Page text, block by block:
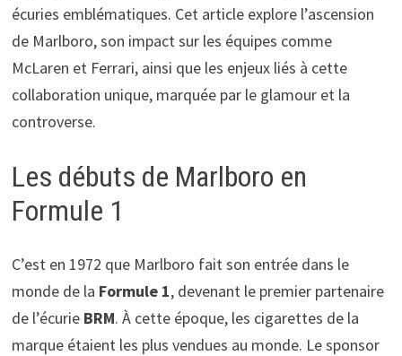
écuries emblématiques. Cet article explore l’ascension
de Marlboro, son impact sur les équipes comme
McLaren et Ferrari, ainsi que les enjeux liés à cette
collaboration unique, marquée par le glamour et la
controverse.
Les débuts de Marlboro en
Formule 1
C’est en 1972 que Marlboro fait son entrée dans le
monde de la Formule 1, devenant le premier partenaire
de l’écurie BRM. À cette époque, les cigarettes de la
marque étaient les plus vendues au monde. Le sponsor